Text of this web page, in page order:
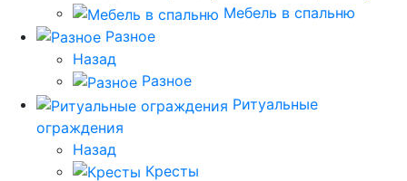
Мебель в спальню
Разное
Назад
Разное
Ритуальные
ограждения
Назад
Кресты